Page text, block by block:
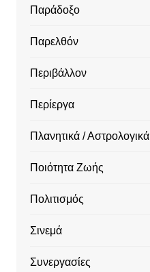
Παράδοξο
Παρελθόν
Περιβάλλον
Περίεργα
Πλανητικά / Αστρολογικά
Ποιότητα Ζωής
Πολιτισμός
Σινεμά
Συνεργασίες